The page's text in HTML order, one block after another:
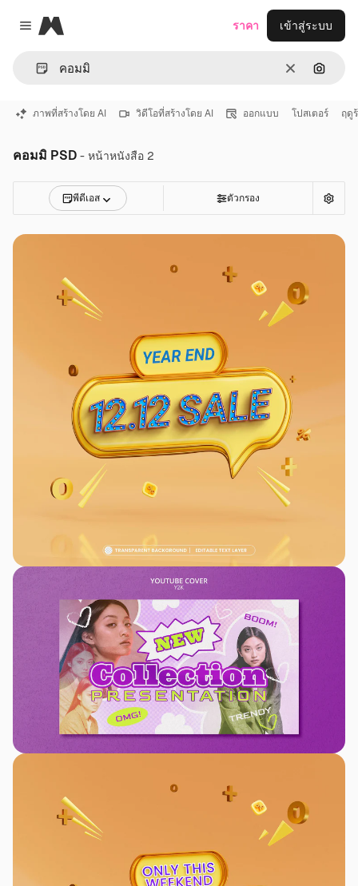
Close menu
Magnific
ชัดเจนค้นหา
ราคา เข้าสู่ระบบ
ภาพที่สร้างโดย AI วิดีโอที่สร้างโดย AI ออกแบบ โปสเตอร์ ฤดู
คอมมิ PSD - หน้าหนังสือ 2
พีดีเอส ตัวกรอง